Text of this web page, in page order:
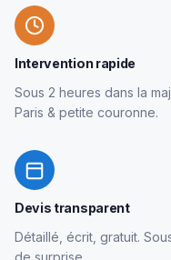
Intervention rapide
Sous 2 heures dans la
Paris & petite couronne.
Devis transparent
Détaillé, écrit, gratuit.